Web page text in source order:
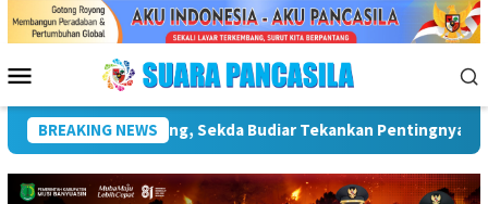
Menu
Mobile
BREAKING NEWSWakil Wali Kota Lepas Lomba Gerak Jalan